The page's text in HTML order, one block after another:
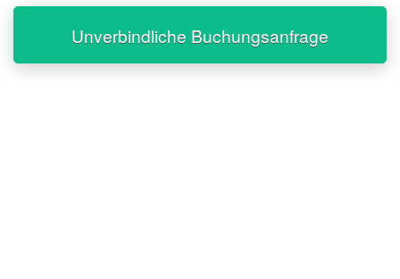
Unverbindliche Buchungsanfrage